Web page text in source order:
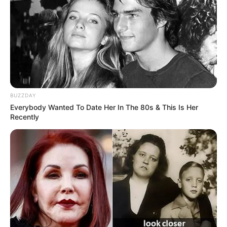
Para o jurista Lenio Streck, após as investigações, Ibaneis pode
ser preso, bastando apenas um pedido da Polícia Federal ou da
PGR (Procuradoria-Geral da República) juntando elementos do que
aconteceu ontem em Brasília.
"O governador pode ser enquadrado por ter se omitido durante os
BUZZDAY
Everybody Wanted To Date Her In The 80s & This Is Her
Recently